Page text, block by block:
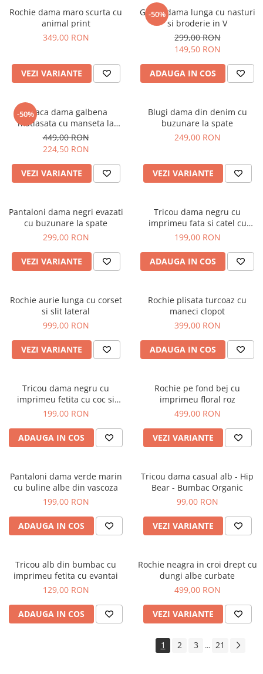
Rochie dama maro scurta cu
animal print
349,00 RON
VEZI VARIANTE
-50%
Geaca dama lunga cu nasturi
si broderie in V
299,00 RON
149,50 RON
ADAUGA IN COS
-50%Geaca dama galbena
matlasata cu manseta la
maneca si elastic in talie
449,00 RON
224,50 RON
VEZI VARIANTE
Blugi dama din denim cu
buzunare la spate
249,00 RON
VEZI VARIANTE
Pantaloni dama negri evazati
cu buzunare la spate
299,00 RON
VEZI VARIANTE
Tricou dama negru cu
imprimeu fata si catel cu
ochelari
199,00 RON
ADAUGA IN COS
Rochie aurie lunga cu corset
si slit lateral
999,00 RON
VEZI VARIANTE
Rochie plisata turcoaz cu
maneci clopot
399,00 RON
ADAUGA IN COS
Tricou dama negru cu
imprimeu fetita cu coc si
ochelari albastrii
199,00 RON
ADAUGA IN COS
Rochie pe fond bej cu
imprimeu floral roz
499,00 RON
VEZI VARIANTE
Pantaloni dama verde marin
cu buline albe din vascoza
199,00 RON
ADAUGA IN COS
Tricou dama casual alb - Hip
Bear - Bumbac Organic
99,00 RON
VEZI VARIANTE
Tricou alb din bumbac cu
imprimeu fetita cu evantai
129,00 RON
ADAUGA IN COS
Rochie neagra in croi drept cu
dungi albe curbate
499,00 RON
VEZI VARIANTE
1 2 3 ... 21